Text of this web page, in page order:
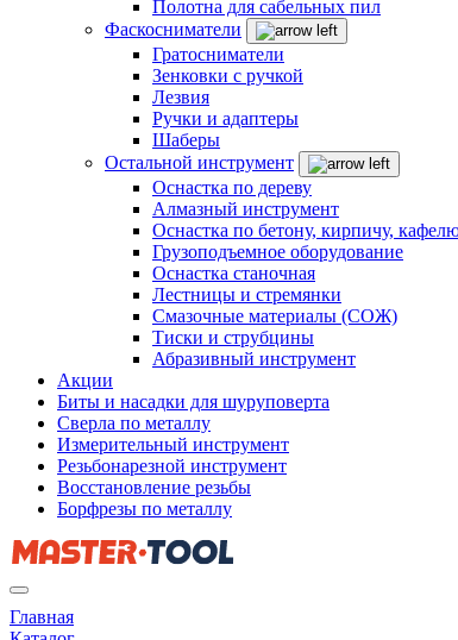
Полотна для сабельных пил
Фаскосниматели
Гратосниматели
Зенковки с ручкой
Лезвия
Ручки и адаптеры
Шаберы
Остальной инструмент
Оснастка по дереву
Алмазный инструмент
Оснастка по бетону, кирпичу,
Грузоподъемное оборудование
Оснастка станочная
Лестницы и стремянки
Смазочные материалы (СОЖ)
Тиски и струбцины
Абразивный инструмент
Акции
Биты и насадки для шуруповерта
Сверла по металлу
Измерительный инструмент
Резьбонарезной инструмент
Восстановление резьбы
Борфрезы по металлу
Главная